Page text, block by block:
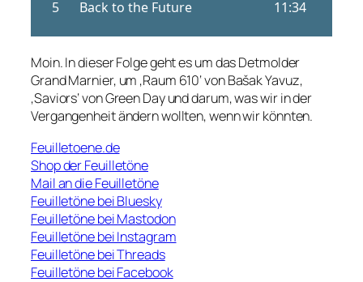
Moin. In dieser Folge geht es um das Detmolder
Grand Marnier, um ‚Raum 610‘ von Bašak Yavuz,
‚Saviors‘ von Green Day und darum, was wir in der
Vergangenheit ändern wollten, wenn wir könnten.
Feuilletoene.de
Shop der Feuilletöne
Mail an die Feuilletöne
Feuilletöne bei Bluesky
Feuilletöne bei Mastodon
Feuilletöne bei Instagram
Feuilletöne bei Threads
Feuilletöne bei Facebook